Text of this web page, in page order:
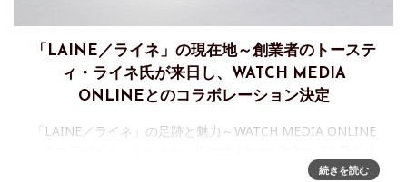
「LAINE／ライネ」の現在地～創業者のトーステ
ィ・ライネ氏が来日し、WATCH MEDIA
ONLINEとのコラボレーション決定
「LAINE／ライネ」の足跡と魅力～WATCH MEDIA ONLINE
げてきたフィンランド出身の時計師トースティ・ライネ氏に
続きを読む